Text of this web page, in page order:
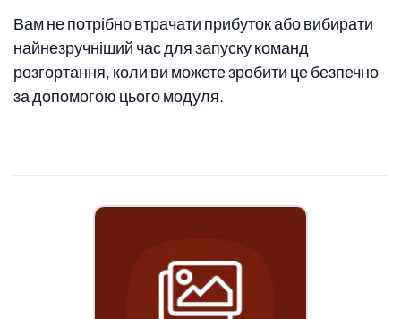
Вам не потрібно втрачати прибуток або вибирати
найнезручніший час для запуску команд
розгортання, коли ви можете зробити це безпечно
за допомогою цього модуля.